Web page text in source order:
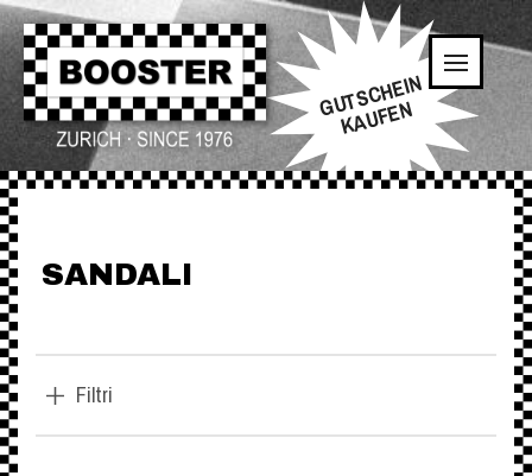
GUTSCHEIN
KAUFEN
SANDALI
Filtri